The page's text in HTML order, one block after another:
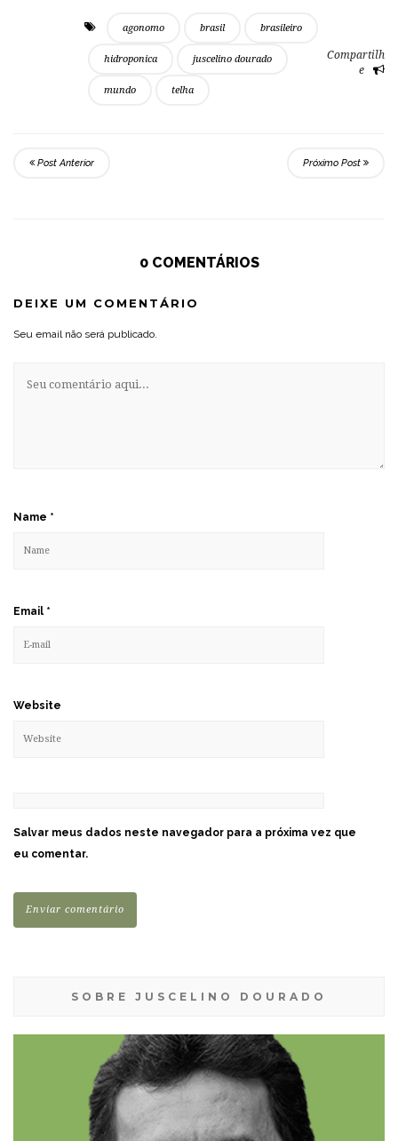
agonomo brasil brasileiro
hidroponica juscelino dourado
mundo telha
Compartilh
e
Post Anterior Próximo Post
0 COMENTÁRIOS
DEIXE UM COMENTÁRIO
Seu email não será publicado.
Name *
Email *
Website
Salvar meus dados neste navegador para a próxima vez que
eu comentar.
SOBRE JUSCELINO DOURADO